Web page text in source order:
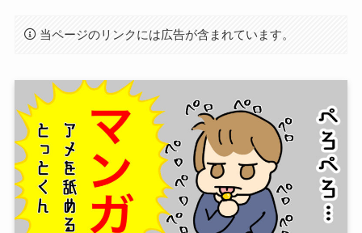
当ページのリンクには広告が含まれています。